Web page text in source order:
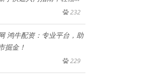
232
鸿牛配资：专业平台，助
掘金！
229